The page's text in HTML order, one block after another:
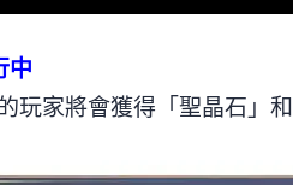
中
玩家將會獲得「聖晶石」